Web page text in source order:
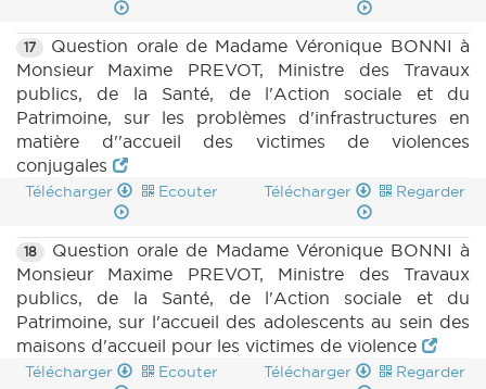
17
Question orale de Madame Véronique BONNI à
Monsieur Maxime PREVOT, Ministre des Travaux
publics, de la Santé, de l'Action sociale et du
Patrimoine, sur les problèmes d'infrastructures en
matière d''accueil des victimes de violences
conjugales
Télécharger Ecouter Télécharger Regarder
18
Question orale de Madame Véronique BONNI à
Monsieur Maxime PREVOT, Ministre des Travaux
publics, de la Santé, de l'Action sociale et du
Patrimoine, sur l'accueil des adolescents au sein des
maisons d'accueil pour les victimes de violence
Télécharger Ecouter Télécharger Regarder